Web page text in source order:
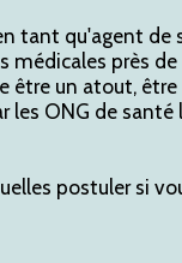
tant qu'agent
médicales près
être un atout,
les ONG de
postuler si